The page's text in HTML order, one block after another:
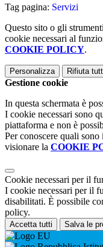
Tag pagina: Servizi
Questo sito o gli
cookie necessari al
COOKIE POLICY.
Personalizza Rifiuta
Gestione cookie
In questa schermata è
I cookie necessari sono
piattaforma e non è
Per conoscere quali
visionare la COOKIE
Cookie necessari per il
I cookie necessari per il
disabilitati. È possibile
policy.
Accetta tutti Salva le